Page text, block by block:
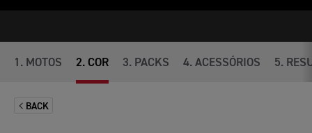
1 . MOTOS 2. COR 3. PACKS 4. ACESSÓRIOS 5.
BACK